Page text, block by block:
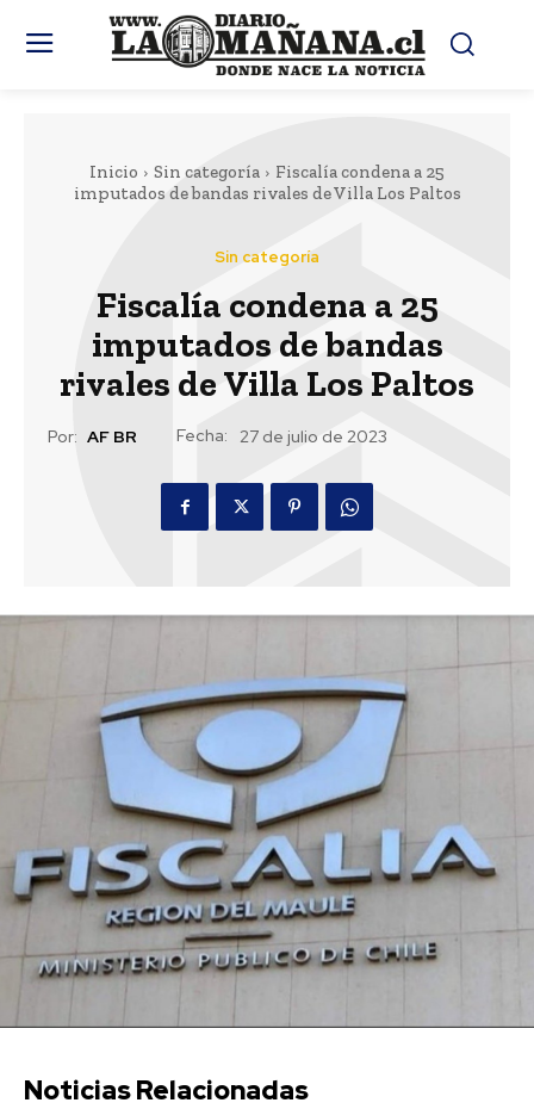
Inicio Sin categoría
Fiscalía condena a 25
imputados de bandas rivales de Villa Los Paltos
Sin categoría
Fiscalía condena a 25
imputados de bandas
rivales de Villa Los Paltos
Por: AF BR Fecha: 27 de julio de 2023
Noticias Relacionadas